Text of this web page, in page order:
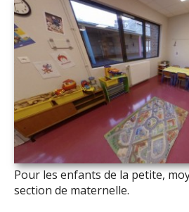
Pour les enfants de la petite,
section de maternelle.